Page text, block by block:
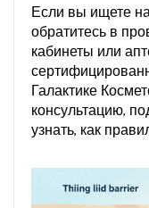
Если вы ищете
обратитесь в
кабинеты или
Галактике
консультацию,
узнать, как